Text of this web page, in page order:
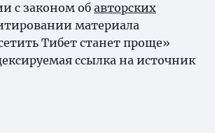
с законом об авторских
материала
Тибет станет проще»
ссылка на источник